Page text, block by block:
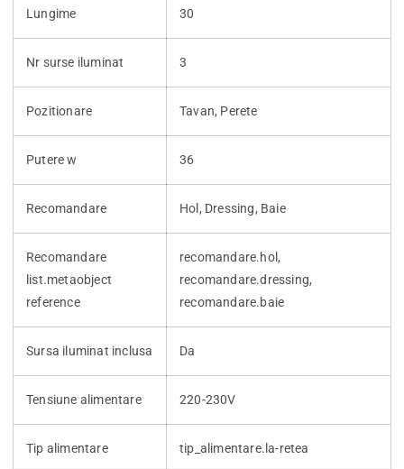
Lungime 30
Nr surse iluminat 3
Pozitionare Tavan, Perete
Putere w 36
Recomandare Hol, Dressing, Baie
Recomandare
list.metaobject
reference
recomandare.hol,
recomandare.dressing,
recomandare.baie
Sursa iluminat inclusa Da
Tensiune alimentare 220-230V
Tip alimentare tip_alimentare.la-retea